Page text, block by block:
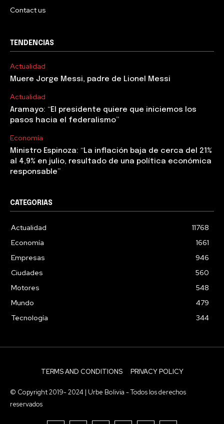
Contact us
TENDENCIAS
Actualidad
Muere Jorge Messi, padre de Lionel Messi
Actualidad
Aramayo: “El presidente quiere que iniciemos los
pasos hacia el federalismo”
Economía
Ministro Espinoza: “La inflación baja de cerca del 21%
al 4,9% en julio, resultado de una política económica
responsable”
CATEGORIAS
Actualidad
11768
Economía
1661
Empresas
946
Ciudades
560
Motores
548
Mundo
479
Tecnología
344
TERMS AND CONDITIONS PRIVACY POLICY
© Copyright 2019- 2024 | Urbe Bolivia - Todos los derechos
reservados